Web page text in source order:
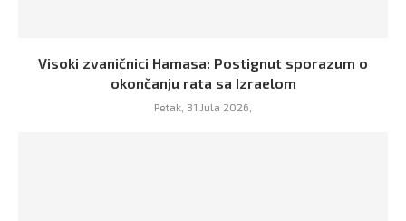
Visoki zvaničnici Hamasa: Postignut sporazum o
okončanju rata sa Izraelom
Petak, 31 Jula 2026,